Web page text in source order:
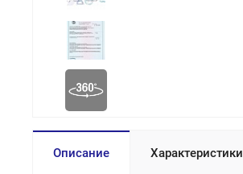
Описание Характеристики